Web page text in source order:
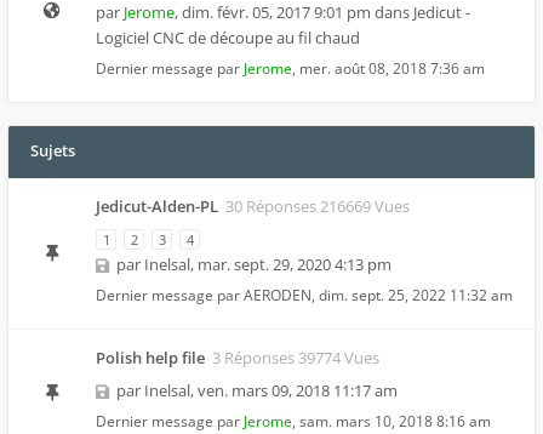
par Jerome,dim. févr. 05, 2017 9:01 pm dans Jedicut -
Logiciel CNC de découpe au fil chaud
Dernier message par Jerome, mer. août 08, 2018 7:36 am
Sujets
Jedicut-Alden-PL 30 Réponses 216669 Vues
1 2 3 4
par Inelsal, mar. sept. 29, 2020 4:13 pm
Dernier message parAERODEN, dim. sept. 25, 2022 11:32 am
Polish help file 3 Réponses 39774 Vues
par Inelsal,ven. mars 09, 2018 11:17 am
Dernier message par Jerome, sam. mars 10, 2018 8:16 am